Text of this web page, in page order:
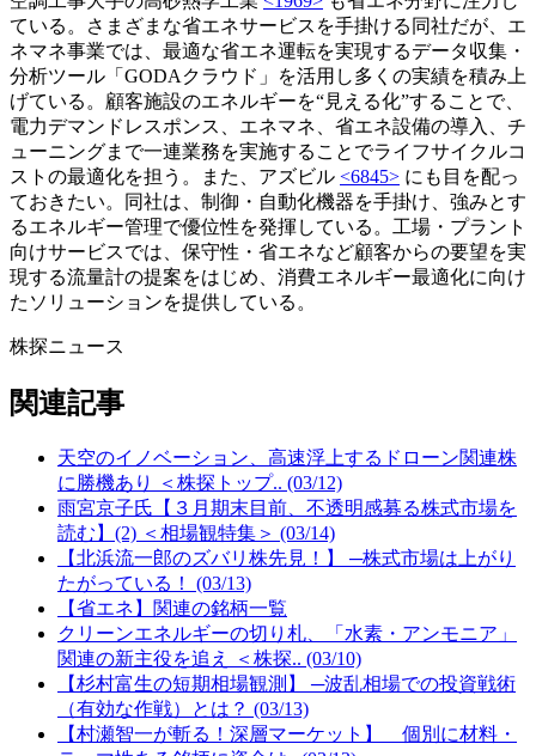
ている。さまざまな省エネサービスを手掛ける同社だが、エ
ネマネ事業では、最適な省エネ運転を実現するデータ収集・
分析ツール「GODAクラウド」を活用し多くの実績を積み上
げている。顧客施設のエネルギーを“見える化”することで、
電力デマンドレスポンス、エネマネ、省エネ設備の導入、チ
ューニングまで一連業務を実施することでライフサイクルコ
ストの最適化を担う。また、アズビル <6845> にも目を配っ
ておきたい。同社は、制御・自動化機器を手掛け、強みとす
るエネルギー管理で優位性を発揮している。工場・プラント
向けサービスでは、保守性・省エネなど顧客からの要望を実
現する流量計の提案をはじめ、消費エネルギー最適化に向け
たソリューションを提供している。
株探ニュース
関連記事
天空のイノベーション、高速浮上するドローン関連株
に勝機あり ＜株探トップ.. (03/12)
雨宮京子氏【３月期末目前、不透明感募る株式市場を
読む】(2) ＜相場観特集＞ (03/14)
【北浜流一郎のズバリ株先見！】 ─株式市場は上がり
たがっている！ (03/13)
【省エネ】関連の銘柄一覧
クリーンエネルギーの切り札、「水素・アンモニア」
関連の新主役を追え ＜株探.. (03/10)
【杉村富生の短期相場観測】 ─波乱相場での投資戦術
（有効な作戦）とは？ (03/13)
【村瀬智一が斬る！深層マーケット】 個別に材料・